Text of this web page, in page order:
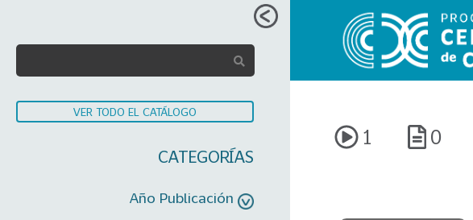
VER TODO EL CATÁLOGO
CATEGORÍAS
Año Publicación
1 0